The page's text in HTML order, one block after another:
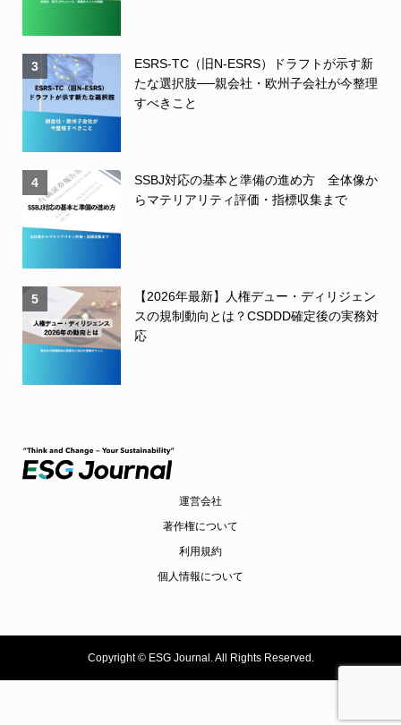
3
ESRS-TC（旧N-ESRS）ドラフトが示す新
たな選択肢──親会社・欧州子会社が今整理
すべきこと
4
SSBJ対応の基本と準備の進め方 全体像か
らマテリアリティ評価・指標収集まで
5
【2026年最新】人権デュー・ディリジェン
スの規制動向とは？CSDDD確定後の実務対
応
運営会社
著作権について
利用規約
個人情報について
Copyright ©ESG Journal. All Rights Reserved.